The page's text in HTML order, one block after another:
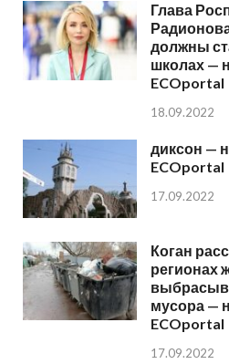
Глава
должны
школах —
ECOportal
18.09.2022
диксон —
ECOportal
17.09.2022
Коган
регионах
мусора —
ECOportal
17.09.2022